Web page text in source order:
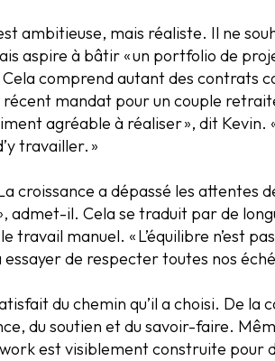
ambitieuse, mais réaliste. Il ne
aspire à bâtir « un portfolio de
comprend autant des contrats
mandat pour un couple
agréable à réaliser », dit Kevin.
travailler. »
croissance a dépassé les attentes
admet-il. Cela se traduit par de
manuel. « L’équilibre n’est
de respecter toutes nos
du chemin qu’il a choisi. De la
du soutien et du savoir-faire.
est visiblement construite pour